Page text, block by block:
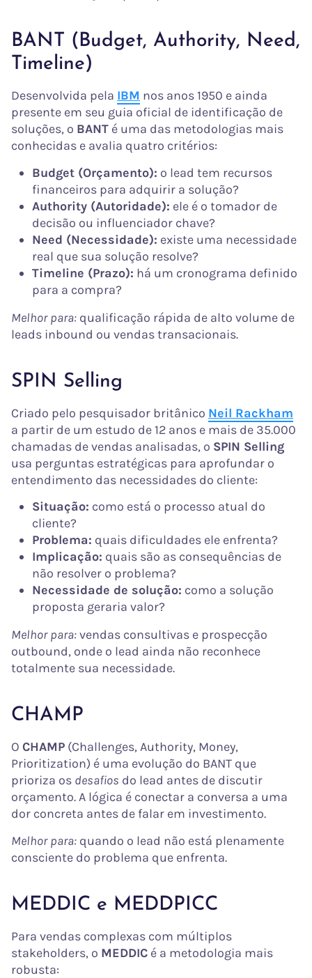
BANT (Budget, Authority, Need,
Timeline)
Desenvolvida pela IBM nos anos 1950 e ainda
presente em seu guia oficial de identificação de
soluções, o BANT é uma das metodologias mais
conhecidas e avalia quatro critérios:
Budget (Orçamento): o lead tem recursos
financeiros para adquirir a solução?
Authority (Autoridade): ele é o tomador de
decisão ou influenciador chave?
Need (Necessidade): existe uma necessidade
real que sua solução resolve?
Timeline (Prazo): há um cronograma definido
para a compra?
Melhor para: qualificação rápida de alto volume de
leads inbound ou vendas transacionais.
SPIN Selling
Criado pelo pesquisador britânico Neil Rackham
a partir de um estudo de 12 anos e mais de 35.000
chamadas de vendas analisadas, o SPIN Selling
usa perguntas estratégicas para aprofundar o
entendimento das necessidades do cliente:
Situação: como está o processo atual do
cliente?
Problema: quais dificuldades ele enfrenta?
Implicação: quais são as consequências de
não resolver o problema?
Necessidade de solução: como a solução
proposta geraria valor?
Melhor para:vendas consultivas e prospecção
outbound, onde o lead ainda não reconhece
totalmente sua necessidade.
CHAMP
O CHAMP (Challenges, Authority, Money,
Prioritization) é uma evolução do BANT que
prioriza os desafios do lead antes de discutir
orçamento. A lógica é conectar a conversa a uma
dor concreta antes de falar em investimento.
Melhor para: quando o lead não está plenamente
consciente do problema que enfrenta.
MEDDIC e MEDDPICC
Para vendas complexas com múltiplos
stakeholders, o MEDDIC é a metodologia mais
robusta: